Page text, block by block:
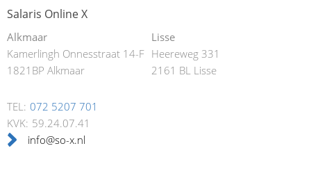
Salaris Online X
Alkmaar
Kamerlingh Onnesstraat 14-F
1821BP Alkmaar
Lisse
Heereweg 331
2161 BL Lisse
TEL: 072 5207 701
KVK: 59.24.07.41
info@so-x.nl